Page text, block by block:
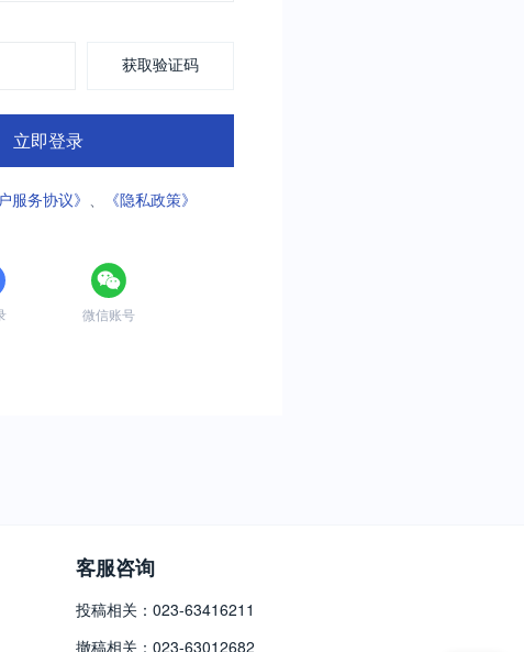
获取验证码
立即登录
服务协议》 、 《隐私政策》
微信账号
客服咨询
投稿相关：023-63416211
撤稿相关：023-63012682